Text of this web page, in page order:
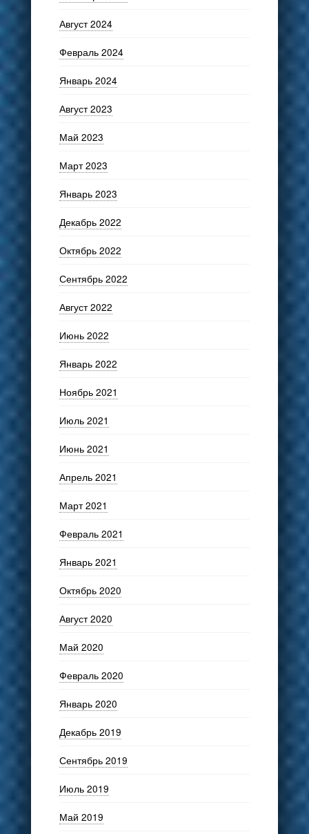
Август 2024
Февраль 2024
Январь 2024
Август 2023
Май 2023
Март 2023
Январь 2023
Декабрь 2022
Октябрь 2022
Сентябрь 2022
Август 2022
Июнь 2022
Январь 2022
Ноябрь 2021
Июль 2021
Июнь 2021
Апрель 2021
Март 2021
Февраль 2021
Январь 2021
Октябрь 2020
Август 2020
Май 2020
Февраль 2020
Январь 2020
Декабрь 2019
Сентябрь 2019
Июль 2019
Май 2019